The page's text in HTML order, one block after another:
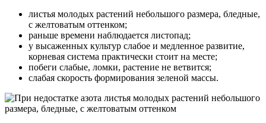
листья молодых растений небольшого размера, бледные,
с желтоватым оттенком;
раньше времени наблюдается листопад;
у высаженных культур слабое и медленное развитие,
корневая система практически стоит на месте;
побеги слабые, ломки, растение не ветвится;
слабая скорость формирования зеленой массы.